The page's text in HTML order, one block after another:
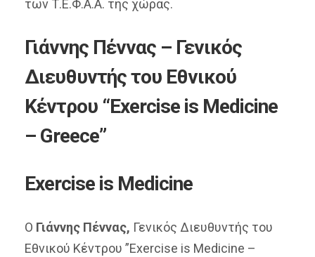
των Τ.Ε.Φ.Α.Α. της χώρας.
Γιάννης Πέννας – Γενικός
Διευθυντής του Εθνικού
Κέντρου “Exercise is Medicine
– Greece”
Exercise is Medicine
Ο Γιάννης Πέννας, Γενικός Διευθυντής του
Εθνικού Κέντρου ”Exercise is Medicine –